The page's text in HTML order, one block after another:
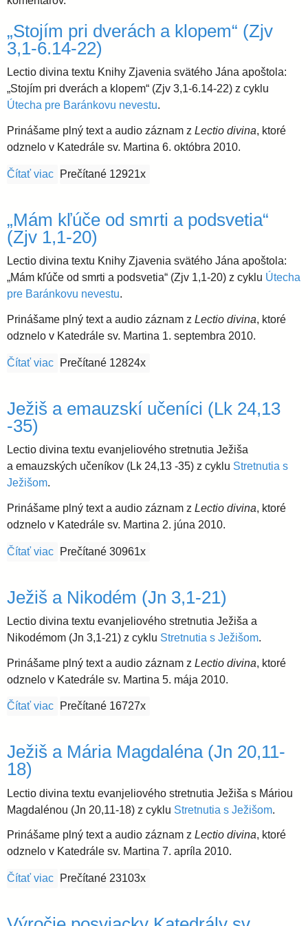
l
a
v
s
k
a
r
c
i
i
e
c
é
a
„Stojím pri dverách a klopem“ (Zjv
3,1-6.14-22)
Lectio divina textu Knihy Zjavenia svätého Jána apoštola:
„Stojím pri dverách a klopem“ (Zjv 3,1-6.14-22) z cyklu
Útecha pre Baránkovu nevestu.
Prinášame plný text a audio záznam z Lectio divina, ktoré
odznelo v Katedrále sv. Martina 6. októbra 2010.
Čítať viac o „Stojím pri dverách a klopem“ (Zjv 3,1-6.14-22)
Prečítané 12921x
„Mám kľúče od smrti a podsvetia“
(Zjv 1,1-20)
Lectio divina textu Knihy Zjavenia svätého Jána apoštola:
„Mám kľúče od smrti a podsvetia“ (Zjv 1,1-20) z cyklu Útecha
pre Baránkovu nevestu.
Prinášame plný text a audio záznam z Lectio divina, ktoré
odznelo v Katedrále sv. Martina 1. septembra 2010.
Čítať viac o „Mám kľúče od smrti a podsvetia“ (Zjv 1,1-20)
Prečítané 12824x
Ježiš a emauzskí učeníci (Lk 24,13
-35)
Lectio divina textu evanjeliového stretnutia Ježiša
a emauzských učeníkov (Lk 24,13 -35) z cyklu Stretnutia s
Ježišom.
Prinášame plný text a audio záznam z Lectio divina, ktoré
odznelo v Katedrále sv. Martina 2. júna 2010.
Čítať viac o Ježiš a emauzskí učeníci (Lk 24,13 -35)
Prečítané 30961x
Ježiš a Nikodém (Jn 3,1-21)
Lectio divina textu evanjeliového stretnutia Ježiša a
Nikodémom (Jn 3,1-21) z cyklu Stretnutia s Ježišom.
Prinášame plný text a audio záznam z Lectio divina, ktoré
odznelo v Katedrále sv. Martina 5. mája 2010.
Čítať viac o Ježiš a Nikodém (Jn 3,1-21)
Prečítané 16727x
Ježiš a Mária Magdaléna (Jn 20,11-
18)
Lectio divina textu evanjeliového stretnutia Ježiša s Máriou
Magdalénou (Jn 20,11-18) z cyklu Stretnutia s Ježišom.
Prinášame plný text a audio záznam z Lectio divina, ktoré
odznelo v Katedrále sv. Martina 7. apríla 2010.
Čítať viac o Ježiš a Mária Magdaléna (Jn 20,11-18)
Prečítané 23103x